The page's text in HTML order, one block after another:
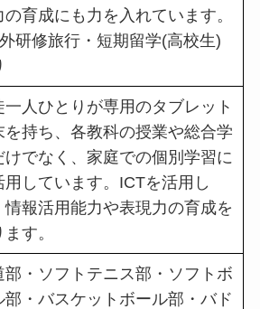
の育成にも力を入れています。
研修旅行・短期留学(高校生)
一人ひとりが専用のタブレット
を持ち、各教科の授業や総合学
けでなく、家庭での個別学習に
用しています。ICTを活用し
情報活用能力や表現力の育成を
す。
部・ソフトテニス部・ソフトボ
部・バスケットボール部・バド